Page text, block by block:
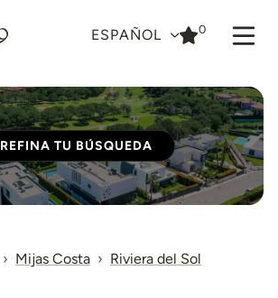
ESPAÑOL 0
REFINA TU BÚSQUEDA
Mijas Costa
Riviera del Sol